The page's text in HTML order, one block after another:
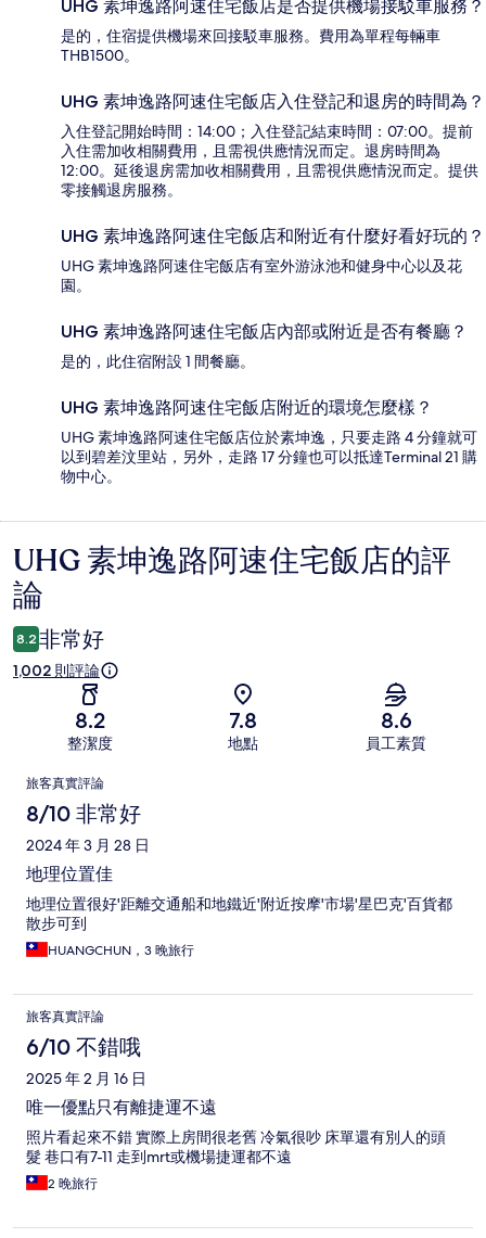
UHG 素坤逸路阿速住宅飯店是否提供機場接駁車服務？
是的，住宿提供機場來回接駁車服務。費用為單程每輛車
THB1500。
UHG 素坤逸路阿速住宅飯店入住登記和退房的時間為？
入住登記開始時間：14:00；入住登記結束時間：07:00。提前
入住需加收相關費用，且需視供應情況而定。退房時間為
12:00。延後退房需加收相關費用，且需視供應情況而定。提供
零接觸退房服務。
UHG 素坤逸路阿速住宅飯店和附近有什麼好看好玩的？
UHG 素坤逸路阿速住宅飯店有室外游泳池和健身中心以及花
園。
UHG 素坤逸路阿速住宅飯店內部或附近是否有餐廳？
是的，此住宿附設 1 間餐廳。
UHG 素坤逸路阿速住宅飯店附近的環境怎麼樣？
UHG 素坤逸路阿速住宅飯店位於素坤逸，只要走路 4 分鐘就可
以到碧差汶里站，另外，走路 17 分鐘也可以抵達Terminal 21 購
物中心。
評
論
UHG 素坤逸路阿速住宅飯店的評
論
8.2 非常好
1,002 則評論
8.2
整潔度
7.8
地點
8.6
員工素質
評
論
旅客真實評論
8/10 非常好
2024 年 3 月 28 日
地理位置佳
地理位置很好'距離交通船和地鐵近'附近按摩'市場'星巴克'百貨都
散步可到
HUANGCHUN，3 晚旅行
旅客真實評論
6/10 不錯哦
2025 年 2 月 16 日
唯一優點只有離捷運不遠
照片看起來不錯 實際上房間很老舊 冷氣很吵 床單還有別人的頭
髮 巷口有7-11 走到mrt或機場捷運都不遠
2 晚旅行